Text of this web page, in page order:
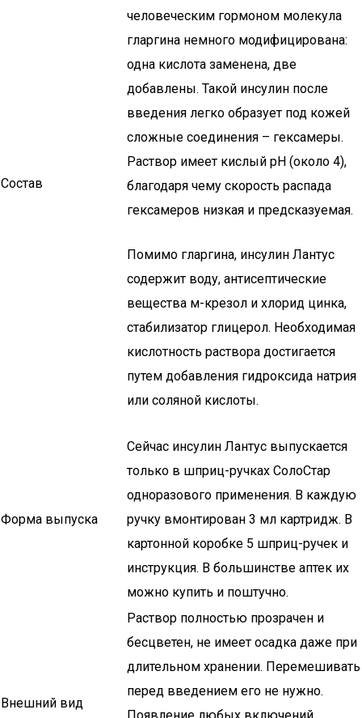
Состав
человеческим гормоном молекула
гларгина немного модифицирована:
одна кислота заменена, две
добавлены. Такой инсулин после
введения легко образует под кожей
сложные соединения – гексамеры.
Раствор имеет кислый рН (около 4),
благодаря чему скорость распада
гексамеров низкая и предсказуемая.
Помимо гларгина, инсулин Лантус
содержит воду, антисептические
вещества м-крезол и хлорид цинка,
стабилизатор глицерол. Необходимая
кислотность раствора достигается
путем добавления гидроксида натрия
или соляной кислоты.
Форма выпуска
Сейчас инсулин Лантус выпускается
только в шприц-ручках СолоСтар
одноразового применения. В каждую
ручку вмонтирован 3 мл картридж. В
картонной коробке 5 шприц-ручек и
инструкция. В большинстве аптек их
можно купить и поштучно.
Внешний вид
Раствор полностью прозрачен и
бесцветен, не имеет осадка даже при
длительном хранении. Перемешивать
перед введением его не нужно.